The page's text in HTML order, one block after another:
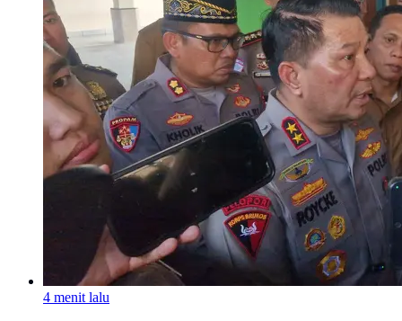
4 menit lalu